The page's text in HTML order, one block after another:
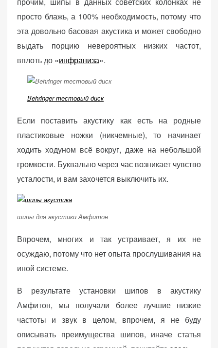
просто блажь, а 100% необходимость, потому что
эта довольно басовая акустика и может свободно
выдать порцию невероятных низких частот,
вплоть до «инфраниза».
Behringer тестовый диск
Если поставить акустику как есть на родные
пластиковые ножки (никчемные), то начинает
ходить ходуном всё вокруг, даже на небольшой
громкости. Буквально через час возникает чувство
усталости, и вам захочется выключить их.
шипы для акустики Амфитон
Впрочем, многих и так устраивает, я их не
осуждаю, потому что нет опыта прослушивания на
иной системе.
В результате установки шипов в акустику
Амфитон, мы получали более лучшие низкие
частоты и звук в целом, впрочем, я не буду
описывать преимущества шипов, иначе статья